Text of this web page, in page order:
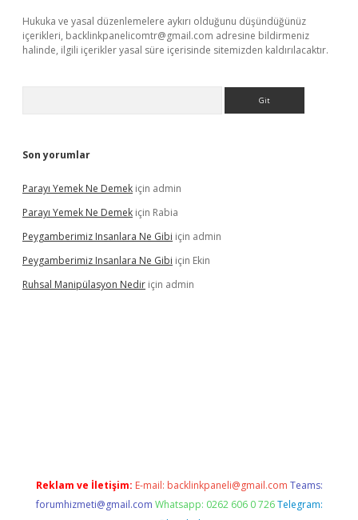
Hukuka ve yasal düzenlemelere aykırı olduğunu düşündüğünüz
içerikleri, backlinkpanelicomtr@gmail.com adresine bildirmeniz
halinde, ilgili içerikler yasal süre içerisinde sitemizden kaldırılacaktır.
Son yorumlar
Parayı Yemek Ne Demek için admin
Parayı Yemek Ne Demek için Rabia
Peygamberimiz Insanlara Ne Gibi için admin
Peygamberimiz Insanlara Ne Gibi için Ekin
Ruhsal Manipülasyon Nedir için admin
Reklam ve İletişim: E-mail: backlinkpaneli@gmail.com Teams:
forumhizmeti@gmail.com Whatsapp: 0262 606 0 726 Telegram: